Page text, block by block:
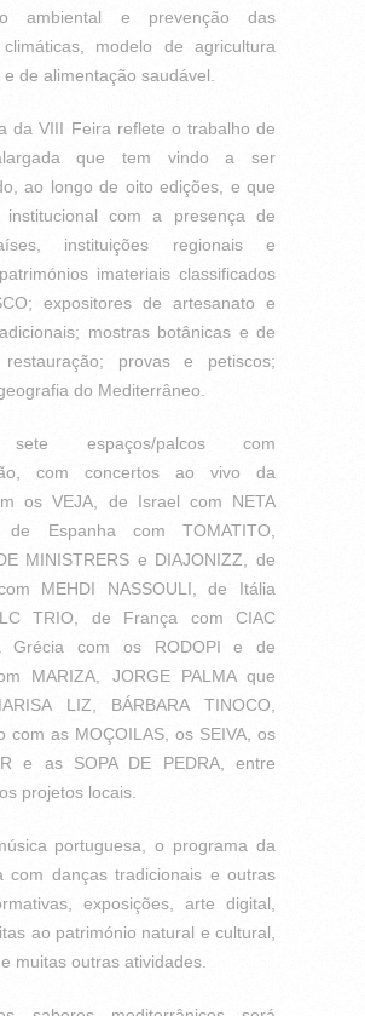
ambiental e prevenção das
modelo de agricultura
de alimentação saudável.
da VIII Feira reflete o trabalho de
que tem vindo a ser
ao longo de oito edições, e que
institucional com a presença de
instituições regionais e
imateriais classificados
expositores de artesanato e
mostras botânicas e de
restauração; provas e petiscos;
do Mediterrâneo.
sete espaços/palcos com
com concertos ao vivo da
os VEJA, de Israel com NETA
de Espanha com TOMATITO,
MINISTRERS e DIAJONIZZ, de
MEHDI NASSOULI, de Itália
TRIO, de França com CIAC
Grécia com os RODOPI e de
MARIZA, JORGE PALMA que
LIZ, BÁRBARA TINOCO,
com as MOÇOILAS, os SEIVA, os
e as SOPA DE PEDRA, entre
projetos locais.
portuguesa, o programa da
com danças tradicionais e outras
exposições, arte digital,
ao património natural e cultural,
muitas outras atividades.